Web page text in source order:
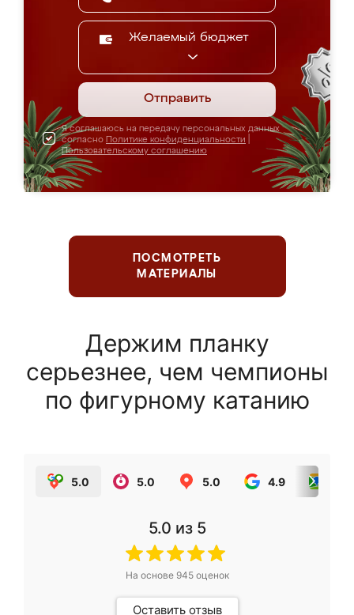
Желаемый бюджет
Отправить
Я соглашаюсь на передачу персональных данных
согласно Политике конфиденциальности
Пользовательскому соглашению
ПОСМОТРЕТЬ
МАТЕРИАЛЫ
Держим планку
серьезнее, чем чемпионы
по фигурному катанию
5.0 5.0 5.0 4.9
5.0 из 5
На основе 945оценок
Оставить отзыв